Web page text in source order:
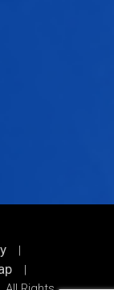
|
|